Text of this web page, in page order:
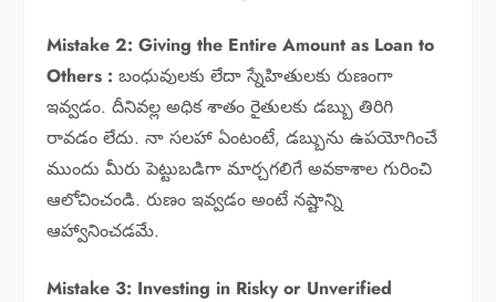
Mistake 2: Giving the Entire Amount as Loan to
Others :బంధువులకు లేదా స్నేహితులకు రుణంగా
ఇవ్వడం. దీనివల్ల అధిక శాతం రైతులకు డబ్బు తిరిగి
రావడం లేదు. నా సలహా ఏంటంటే, డబ్బును ఉపయోగించే
ముందు మీరు పెట్టుబడిగా మార్చగలిగే అవకాశాల గురించి
ఆలోచించండి. రుణం ఇవ్వడం అంటే నష్టాన్ని
ఆహ్వానించడమే.
Mistake 3: Investing in Risky or Unverified